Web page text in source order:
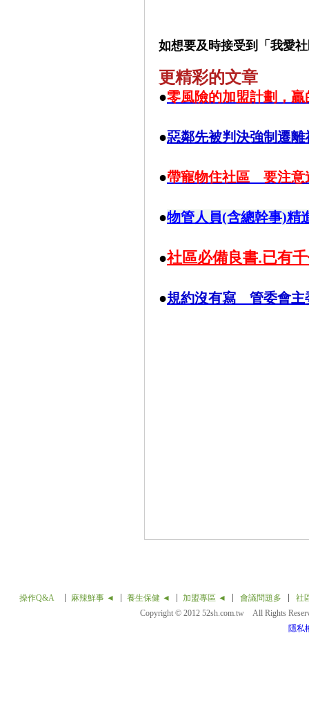
如想要及時接受到「我愛
更精彩的文章
●零風險的加盟計劃，
●惡鄰先被判決強制遷
●帶寵物住社區 要注意
●物管人員(含總幹事)精
●社區必備良書.已有
●規約沒有寫 管委會主
操作Q&A 麻辣鮮事 ◄ 養生保健 ◄ 加盟專區 ◄ 會議問題多
社
Copyright © 2012 52sh.com.tw All Rights
隱私